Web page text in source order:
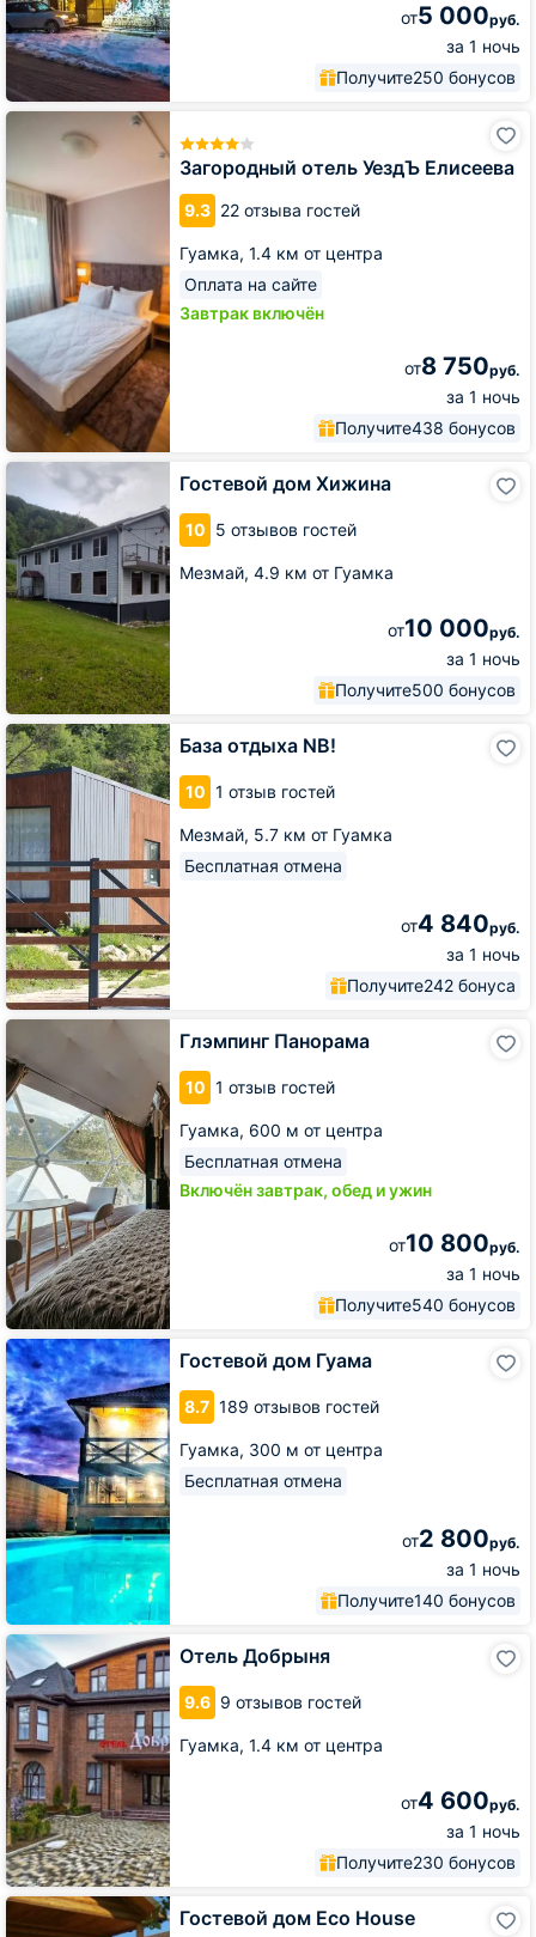
от5 000руб.
за 1 ночь
Получите250 бонусов
Загородный отель УездЪ Елисеева
9.3 22 отзыва гостей
Гуамка, 1.4 км от центра
Оплата на сайте
Завтрак включён
от8 750руб.
за 1 ночь
Получите438 бонусов
Загородный
Елисеева
Гостевой дом Хижина
10 5 отзывов гостей
Мезмай, 4.9 км от Гуамка
от10 000руб.
за 1 ночь
Получите500 бонусов
Гостевой
дом
Хижина
База отдыха NB!
10 1 отзыв гостей
Мезмай, 5.7 км от Гуамка
Бесплатная отмена
от4 840руб.
за 1 ночь
Получите242 бонуса
База
отдыха
NB!
Глэмпинг Панорама
10 1 отзыв гостей
Гуамка, 600 м от центра
Бесплатная отмена
Включён завтрак, обед и ужин
от10 800руб.
за 1 ночь
Получите540 бонусов
Глэмпинг
Гостевой дом Гуама
8.7 189 отзывов гостей
Гуамка, 300 м от центра
Бесплатная отмена
от2 800руб.
за 1 ночь
Получите140 бонусов
Гостевой
дом
Гуама
Отель Добрыня
9.6 9 отзывов гостей
Гуамка, 1.4 км от центра
от4 600руб.
за 1 ночь
Получите230 бонусов
Отель
Добрыня
Гостевой дом Eco House
Гостевой
дом